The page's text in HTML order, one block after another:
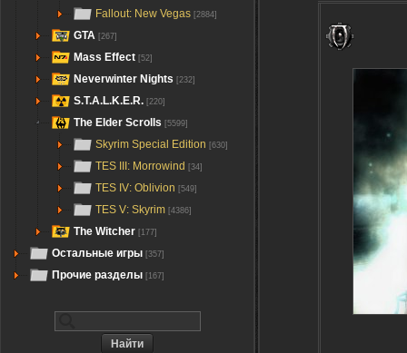
Fallout: New Vegas [2884]
GTA [267]
Mass Effect [52]
Neverwinter Nights [232]
S.T.A.L.K.E.R. [220]
The Elder Scrolls [5599]
Skyrim Special Edition [630]
TES III: Morrowind [34]
TES IV: Oblivion [549]
TES V: Skyrim [4386]
The Witcher [177]
Остальные игры [357]
Прочие разделы [167]